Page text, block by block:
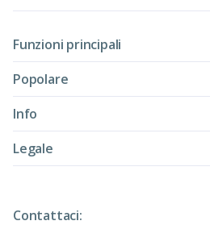
Funzioni principali
Popolare
Info
Legale
Contattaci: